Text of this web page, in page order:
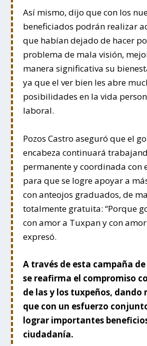
Así mismo, dijo que con los
beneficiados podrán realizar
que habían dejado de hacer
problema de mala visión,
manera significativa su
ya que el ver bien les abre
posibilidades en la vida
laboral.
Pozos Castro aseguró que el
encabeza continuará
permanente y coordinada con
para que se logre apoyar a
con anteojos graduados, de
totalmente gratuita: “Porque
con amor a Tuxpan y con
expresó.
A través de esta campaña
se reafirma el compromiso
de las y los tuxpeños, dando
que con un esfuerzo
lograr importantes
ciudadanía.